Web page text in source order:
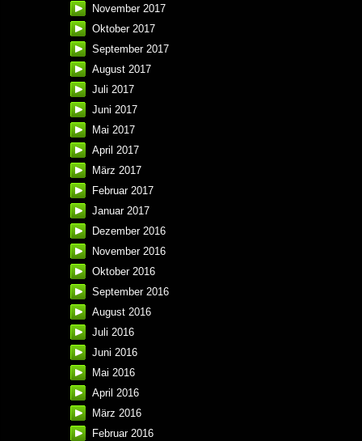
November 2017
Oktober 2017
September 2017
August 2017
Juli 2017
Juni 2017
Mai 2017
April 2017
März 2017
Februar 2017
Januar 2017
Dezember 2016
November 2016
Oktober 2016
September 2016
August 2016
Juli 2016
Juni 2016
Mai 2016
April 2016
März 2016
Februar 2016